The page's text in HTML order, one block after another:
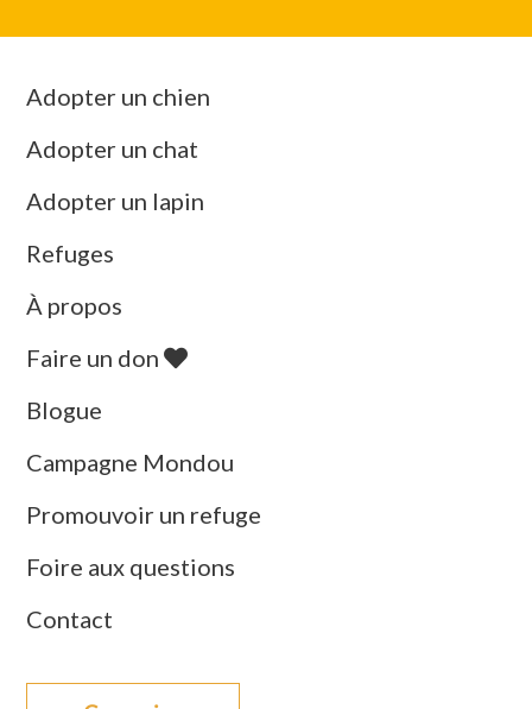
Adopter un chien
Adopter un chat
Adopter un lapin
Refuges
À propos
Faire un don
Blogue
Campagne Mondou
Promouvoir un refuge
Foire aux questions
Contact